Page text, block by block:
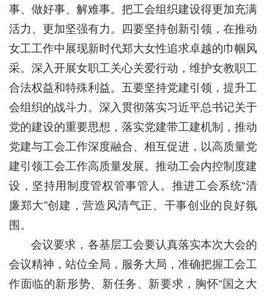
事、做好事、解难事。把工会组织建设得更加充满
活力、更加坚强有力。四要坚持创新引领，在推动
女工工作中展现新时代郑大女性追求卓越的巾帼风
采。深入开展女职工关心关爱行动，维护女教职工
合法权益和特殊利益。五要坚持党建引领，提升工
会组织的战斗力。深入贯彻落实习近平总书记关于
党的建设的重要思想，落实党建带工建机制，推动
党建与工会工作深度融合、相互促进，以高质量党
建引领工会工作高质量发展。推动工会内控制度建
设，坚持用制度管权管事管人。推进工会系统“清
廉郑大”创建，营造风清气正、干事创业的良好氛
围。
会议要求，各基层工会要认真落实本次大会的
会议精神，站位全局，服务大局，准确把握工会工
作面临的新形势、新任务、新要求，胸怀“国之大